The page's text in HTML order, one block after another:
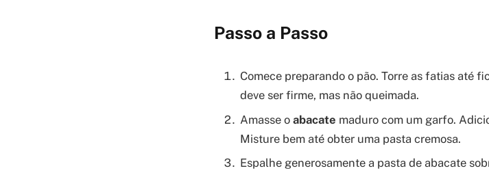
Passo a Passo
Comece preparando o pão. Torre as fatias até
deve ser firme, mas não queimada.
Amasse o abacate maduro com um garfo.
Misture bem até obter uma pasta cremosa.
Espalhe generosamente a pasta de abacate